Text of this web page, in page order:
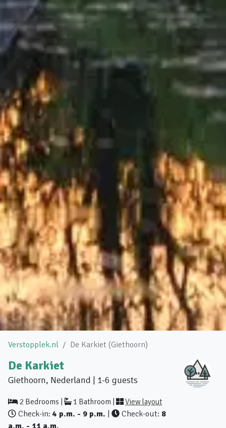
Verstopplek.nl De Karkiet (Giethoorn)
De Karkiet
Giethoorn, Nederland | 1-6 guests
2 Bedrooms | 1 Bathroom | View layout
Check-in: 4 p.m. - 9 p.m. | Check-out: 8
a.m. - 11 a.m.